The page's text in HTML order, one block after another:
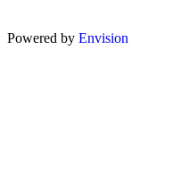
Powered by Envision